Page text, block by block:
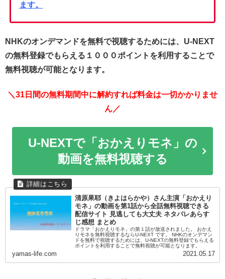
ます。
NHKのオンデマンドを無料で視聴するためには、U-NEXT
の無料登録でもらえる１０００ポイントを利用することで
無料視聴が可能となります。
＼31日間の無料期間中に解約すれば料金は一切かかりませ
ん／
U-NEXTで「おかえりモネ」の
動画を無料視聴する
清原果耶（きよはらかや）さん主演「おかえり
モネ」の動画を第1話から全話無料視聴できる
配信サイト 見逃しても大丈夫 ネタバレあらす
じ感想 まとめ
ドラマ「おかえりモネ」の第１話が放送されました。 おかえ
りモネを無料視聴するならU-NEXT です。 NHKのオンデマン
ドを無料で視聴するためには、U-NEXTの無料登録でもらえる
ポイントを利用することで無料視聴が可能となります。
yamas-life.com 2021.05.17